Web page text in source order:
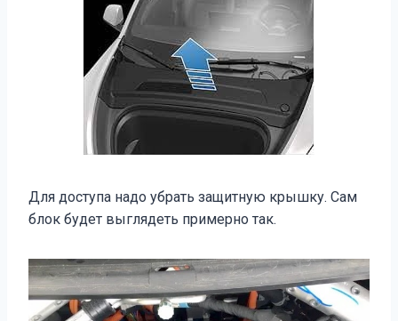
Для доступа надо убрать защитную крышку. Сам
блок будет выглядеть примерно так.